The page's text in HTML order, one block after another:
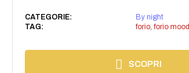
CATEGORIE:
By night
TAG:
forio, forio mood
SCOPRI